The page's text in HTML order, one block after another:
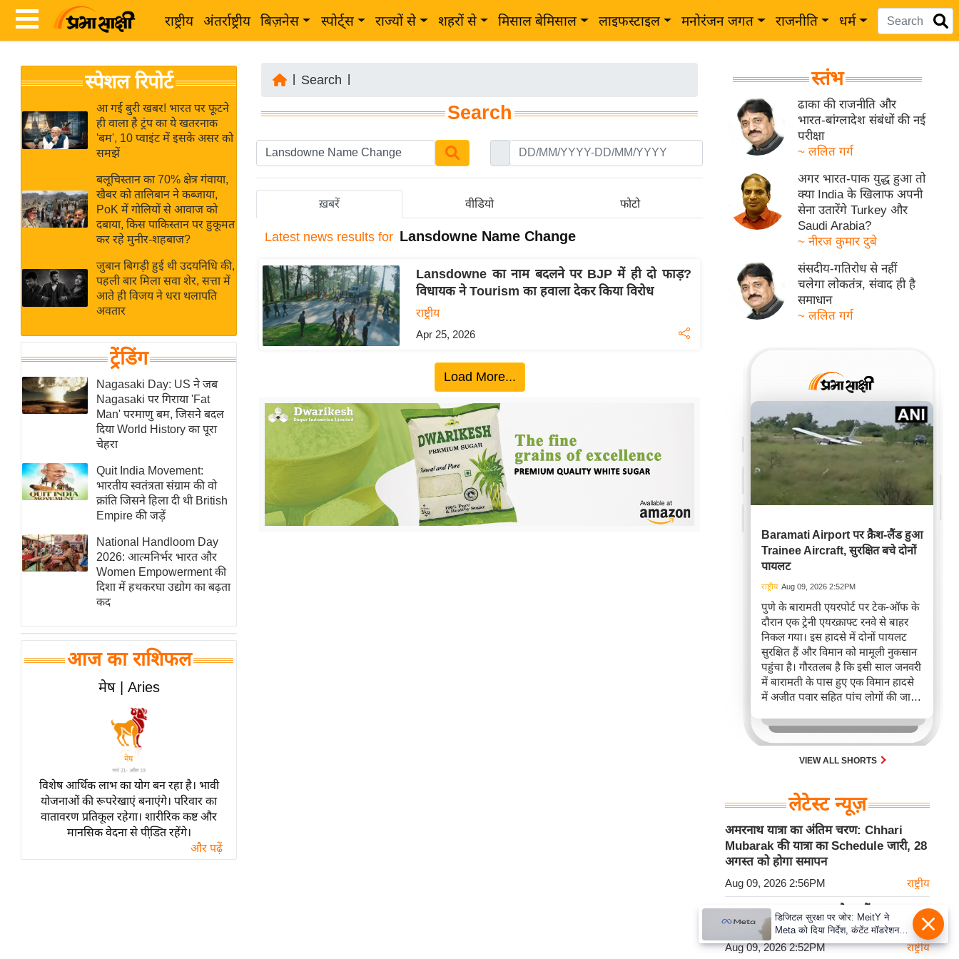
राष्ट्रीय अंतर्राष्ट्रीय बिज़नेस स्पोर्ट्स राज्यों से शहरों से मिसाल बेमिसाल लाइफस्टाइल मनोरंजन जगत राजनीति धर्म
News
Hindi
Live
News in
Hindi
News
Hindi
Videos
ख
ब
र
अंतर्राष्ट्रीय
बिज़नेस
विशेषज्ञ
राय
खेल
क्रिकेट
IPL
2026
मिसाल बेमिसाल
शख्सियत
यंग इंडिया
साहित्य जगत
ऑटो वर्ल्ड
न्यूज ब्रीफ
मनोरंजन जगत
बॉलीवुड
हॉलीवुड
Breaking
लाइफस्टाइल
ब्यूटी/फैशन
घरेलू नुस्खे
पर्यटन स्थल
स्पेशल रिपोर्ट
आ गई बुरी खबर! भारत पर फूटने
ही वाला है ट्रंप का ये खतरनाक
'बम', 10 प्वाइंट में इसके असर को
समझें
बलूचिस्तान का 70% क्षेत्र गंवाया,
खैबर को तालिबान ने कब्जाया,
PoK में गोलियों से आवाज को
दबाया, किस पाकिस्तान पर हुकूमत
कर रहे मुनीर-शहबाज?
जुबान बिगड़ी हुई थी उदयनिधि की,
पहली बार मिला सवा शेर, सत्ता में
आते ही विजय ने धरा थलापति
अवतार
ट्रेंडिंग
Nagasaki Day: US ने जब
Nagasaki पर गिराया 'Fat
Man' परमाणु बम, जिसने बदल
दिया World History का पूरा
चेहरा
Quit India Movement:
भारतीय स्वतंत्रता संग्राम की वो
क्रांति जिसने हिला दी थी British
Empire की जड़ें
National Handloom Day
2026: आत्मनिर्भर भारत और
Women Empowerment की
दिशा में हथकरघा उद्योग का बढ़ता
कद
आज का राशिफल
मेष | Aries
विशेष आर्थिक लाभ का योग बन रहा है। भावी
योजनाओं की रूपरेखाएं बनाएंगे। परिवार का
वातावरण प्रतिकूल रहेगा। शारीरिक कष्ट और
मानसिक वेदना से पीडि़त रहेंगे।
और पढ़ें
Search
Search
ख़बरें वीडियो फोटो
Latest news results for Lansdowne Name Change
Lansdowne का नाम बदलने पर BJP में ही दो फाड़?
विधायक ने Tourism का हवाला देकर किया विरोध
राष्ट्रीय
Apr 25, 2026
Load More...
स्तंभ
ढाका की राजनीति और
भारत-बांग्लादेश संबंधों की नई
परीक्षा
~ ललित गर्ग
अगर भारत-पाक युद्ध हुआ तो
क्या India के खिलाफ अपनी
सेना उतारेंगे Turkey और
Saudi Arabia?
~ नीरज कुमार दुबे
संसदीय-गतिरोध से नहीं
चलेगा लोकतंत्र, संवाद ही है
समाधान
~ ललित गर्ग
Baramati Airport पर क्रैश-लैंड हुआ
Trainee Aircraft, सुरक्षित बचे दोनों
पायलट
राष्ट्रीय Aug 09, 2026 2:52PM
पुणे के बारामती एयरपोर्ट पर टेक-ऑफ के
दौरान एक ट्रेनी एयरक्राफ्ट रनवे से बाहर
निकल गया। इस हादसे में दोनों पायलट
सुरक्षित हैं और विमान को मामूली नुकसान
पहुंचा है। गौरतलब है कि इसी साल जनवरी
में बारामती के पास हुए एक विमान हादसे
में अजीत पवार सहित पांच लोगों की जान
VIEW ALL SHORTS
लेटेस्ट न्यूज़
अमरनाथ यात्रा का अंतिम चरण: Chhari
Mubarak की यात्रा का Schedule जारी, 28
अगस्त को होगा समापन
Aug 09, 2026 2:56PM राष्ट्रीय
Baramati Airport पर क्रैश-लैंड हुआ
Trainee Aircraft, सुरक्षित बचे दोनों पायलट
Aug 09, 2026 2:52PM राष्ट्रीय
डिजिटल सुरक्षा पर जोर: MeitY ने
Meta को दिया निर्देश, कंटेंट मॉडरेशन
मजबूत करे